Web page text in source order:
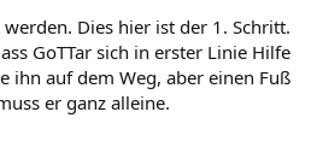
werden. Dies hier ist der 1. Schritt.
GoTTar sich in erster Linie Hilfe
ihn auf dem Weg, aber einen Fuß
er ganz alleine.